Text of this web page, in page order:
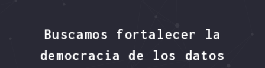
Buscamos fortalecer la
democracia de los datos